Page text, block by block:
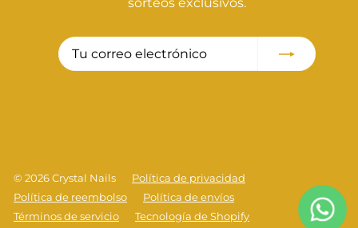
sorteos exclusivos.
Tu
Suscribir
© 2026 Crystal Nails
Política de privacidad
Política de reembolso
Política de envíos
Términos de servicio
Tecnología de Shopify